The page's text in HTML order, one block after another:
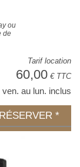
ou
de
Tarif location
60,00 € TTC
ven. au lun. inclus
RÉSERVER *